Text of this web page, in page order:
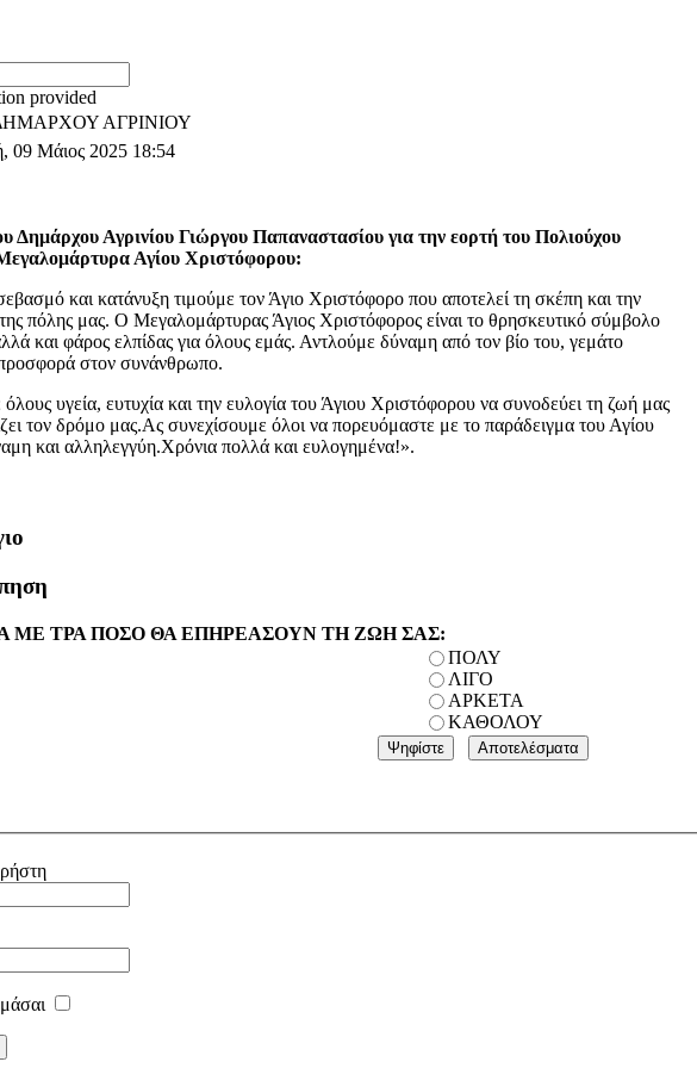
provided
ΑΓΡΙΝΙΟΥ
09 Μάιος 2025 18:54
Δημάρχου Αγρινίου Γιώργου Παπαναστασίου για την εορτή του Πολιούχου
Αγίου Χριστόφορου:
και κατάνυξη τιμούμε τον Άγιο Χριστόφορο που αποτελεί τη σκέπη και την
πόλης μας. Ο Μεγαλομάρτυρας Άγιος Χριστόφορος είναι το θρησκευτικό σύμβολο
και φάρος ελπίδας για όλους εμάς. Αντλούμε δύναμη από τον βίο του, γεμάτο
στον συνάνθρωπο.
υγεία, ευτυχία και την ευλογία του Άγιου Χριστόφορου να συνοδεύει τη ζωή μας
τον δρόμο μας.Ας συνεχίσουμε όλοι να πορευόμαστε με το παράδειγμα του Αγίου
και αλληλεγγύη.Χρόνια πολλά και ευλογημένα!».
ΜΕ ΤΡΑ ΠΟΣΟ ΘΑ ΕΠΗΡΕΑΣΟΥΝ ΤΗ ΖΩΗ ΣΑΣ:
ΠΟΛΥ
ΛΙΓΟ
ΑΡΚΕΤΑ
ΚΑΘΟΛΟΥ